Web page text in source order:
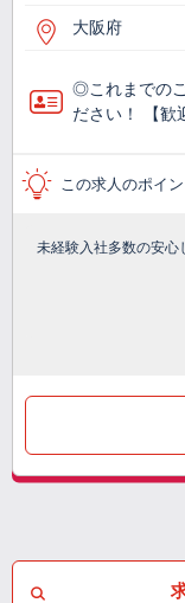
大阪府
◎これまでの
ださい！ 【歓
この求人のポイン
未経験入社多数の安心